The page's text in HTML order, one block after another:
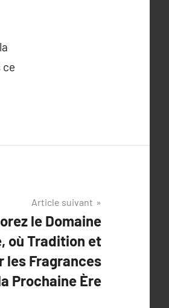
ce
Article suivant
le Domaine
où Tradition et
les Fragrances
Prochaine Ère